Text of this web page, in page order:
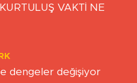
VAKTİ NE
dengeler değişiyor